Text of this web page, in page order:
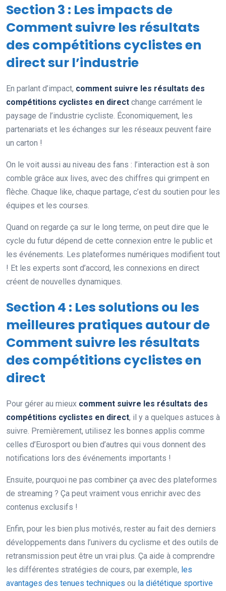
Section 3 : Les impacts de
Comment suivre les résultats
des compétitions cyclistes en
direct sur l’industrie
En parlant d’impact, comment suivre les résultats des
compétitions cyclistes en direct change carrément le
paysage de l’industrie cycliste. Économiquement, les
partenariats et les échanges sur les réseaux peuvent faire
un carton !
On le voit aussi au niveau des fans : l’interaction est à son
comble grâce aux lives, avec des chiffres qui grimpent en
flèche. Chaque like, chaque partage, c’est du soutien pour les
équipes et les courses.
Quand on regarde ça sur le long terme, on peut dire que le
cycle du futur dépend de cette connexion entre le public et
les événements. Les plateformes numériques modifient tout
! Et les experts sont d’accord, les connexions en direct
créent de nouvelles dynamiques.
Section 4 : Les solutions ou les
meilleures pratiques autour de
Comment suivre les résultats
des compétitions cyclistes en
direct
Pour gérer au mieux comment suivre les résultats des
compétitions cyclistes en direct, il y a quelques astuces à
suivre. Premièrement, utilisez les bonnes applis comme
celles d’Eurosport ou bien d’autres qui vous donnent des
notifications lors des événements importants !
Ensuite, pourquoi ne pas combiner ça avec des plateformes
de streaming ? Ça peut vraiment vous enrichir avec des
contenus exclusifs !
Enfin, pour les bien plus motivés, rester au fait des derniers
développements dans l’univers du cyclisme et des outils de
retransmission peut être un vrai plus. Ça aide à comprendre
les différentes stratégies de cours, par exemple, les
avantages des tenues techniques ou la diététique sportive